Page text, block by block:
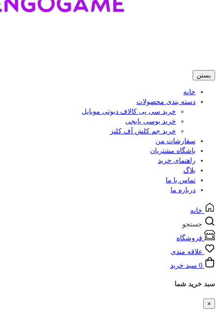
بستن
خانه
دسته بندی محصولات
خرید سی پی کالاف دیوتی موبایل
خرید یوسی پابجی
خرید جم کلش آف کلنز
سفارشات من
باشگاه مشتریان
راهنمای خرید
بلاگ
تماس با ما
درباره ما
خانه
جستجو
فروشگاه
علاقه مندی
0 سبد خرید
سبد خرید شما
×